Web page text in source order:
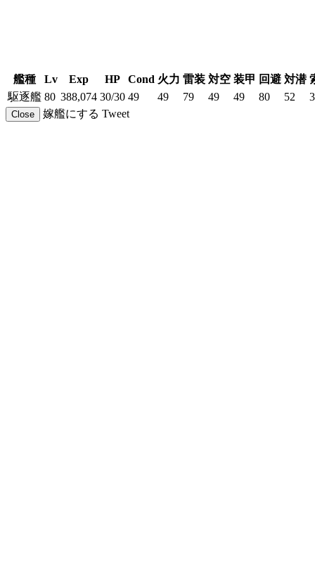
艦種 Lv Exp HP Cond 火力 雷装 対空 装甲 回避 対潜
駆逐艦 80 388,074 30/30 49 49 79 49 49 80 52
Close 嫁艦にする Tweet